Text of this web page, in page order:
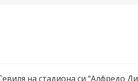
на стадиона си “Алфредо Ди